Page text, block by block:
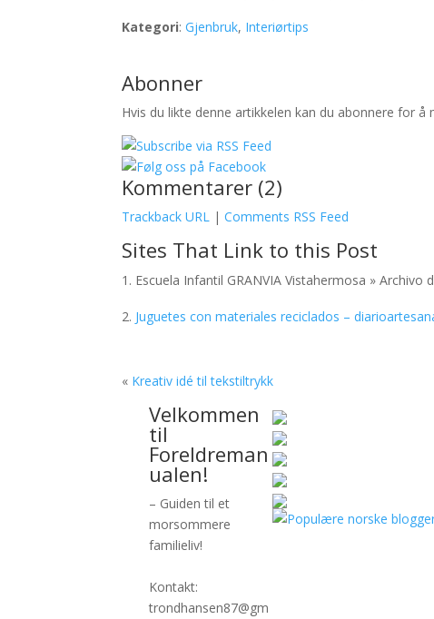
Kategori:Gjenbruk, Interiørtips
Abonner
Hvis du likte denne artikkelen kan du abonnere for
Kommentarer (2)
Trackback URL |Comments RSS Feed
Sites That Link to this Post
Escuela Infantil GRANVIA Vistahermosa »
Juguetes con materiales reciclados –
« Kreativ idé til tekstiltrykk
Velkommen
til
Foreldreman
ualen!
– Guiden til et
morsommere
familieliv!
Kontakt:
trondhansen87@gm